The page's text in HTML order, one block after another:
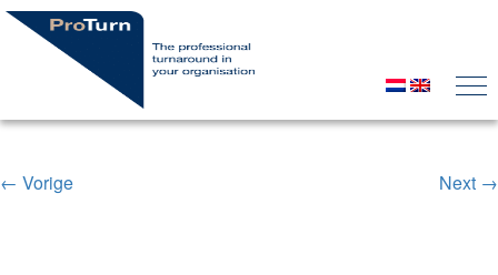
Image navigation
← Vorige Next →